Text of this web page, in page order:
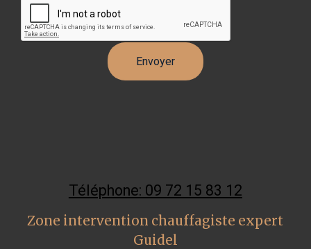
Téléphone: 09 72 15 83 12
Zone intervention chauffagiste expert
Guidel